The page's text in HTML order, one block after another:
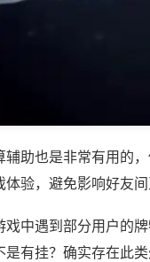
助也是非常有用的
验，避免影响好友间
中遇到部分用户的
有挂？确实存在此